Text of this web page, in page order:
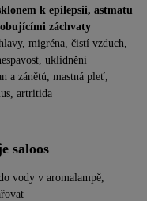
k epilepsii, astmatu
záchvaty
migréna, čistí vzduch,
uklidnění
a zánětů, mastná pleť,
artritida
saloos
vody v aromalampě,